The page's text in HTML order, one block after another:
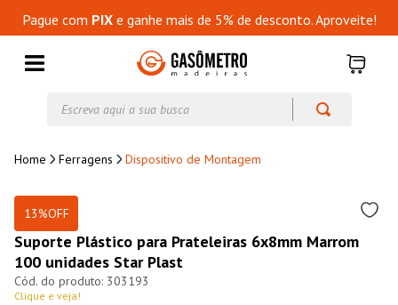
Pague com PIXe ganhe mais de 5% de desconto. Aproveite!
Ferragens Dispositivo de Montagem
13%OFF
Suporte Plástico para Prateleiras 6x8mm Marrom
100 unidades Star Plast
303193
Clique e veja!